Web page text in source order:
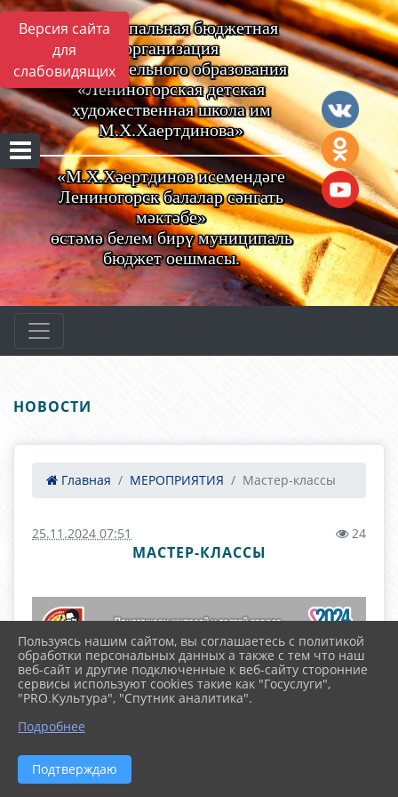
Версия сайта
для
слабовидящих
Муниципальная бюджетная
организация
дополнительного образования
«Лениногорская детская
художественная школа им
М.Х.Хаертдинова»
«М.Х.Хәертдинов исемендәге
Лениногорск балалар сәнгать
мәктәбе»
өстәмә белем бирү муниципаль
бюджет оешмасы.
НОВОСТИ
Главная МЕРОПРИЯТИЯ Мастер-классы
25.11.2024 07:51 24
МАСТЕР-КЛАССЫ
Пользуясь нашим сайтом, вы соглашаетесь с политикой
обработки персональных данных а также с тем что наш
веб-сайт и другие подключенные к веб-сайту сторонние
сервисы используют cookies такие как "Госуслуги",
"PRO.Культура", "Спутник аналитика".
Подробнее
Подтверждаю